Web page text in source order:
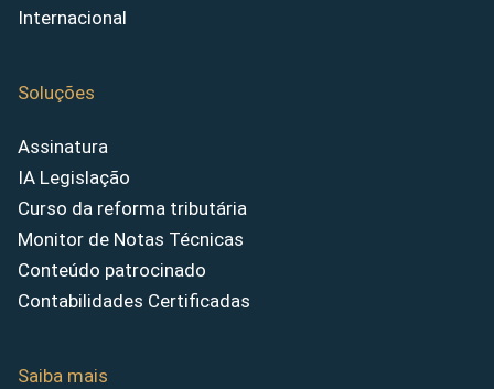
Internacional
Soluções
Assinatura
IA Legislação
Curso da reforma tributária
Monitor de Notas Técnicas
Conteúdo patrocinado
Contabilidades Certificadas
Saiba mais